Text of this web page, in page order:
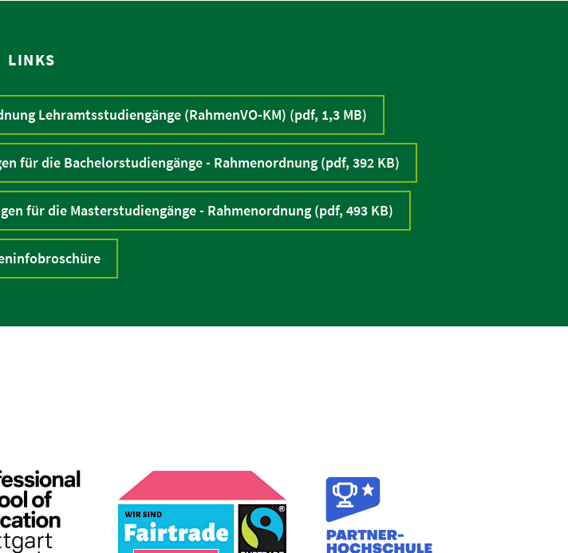
LINKS
Lehramtsstudiengänge (RahmenVO-KM) (pdf, 1,3 MB)
für die Bachelorstudiengänge - Rahmenordnung (pdf, 392 KB)
für die Masterstudiengänge - Rahmenordnung (pdf, 493 KB)